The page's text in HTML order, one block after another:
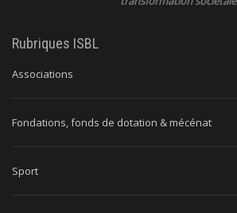
Rubriques ISBL
Associations
Fondations, fonds de dotation & mécénat
Sport